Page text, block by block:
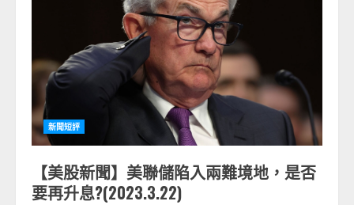
新聞短評
【美股新聞】美聯儲陷入兩難境地，是否
要再升息?(2023.3.22)